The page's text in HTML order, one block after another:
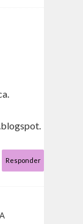
Responder